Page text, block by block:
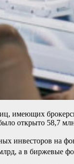
имеющих
открыто 58,7
инвесторов на
а в биржевые